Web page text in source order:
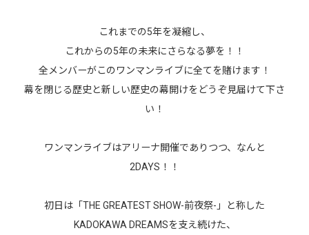
これまでの5年を凝縮し、
これからの5年の未来にさらなる夢を！！
全メンバーがこのワンマンライブに全てを賭けます！
幕を閉じる歴史と新しい歴史の幕開けをどうぞ見届けて下さ
い！
ワンマンライブはアリーナ開催でありつつ、なんと
2DAYS！！
初日は「THE GREATEST SHOW-前夜祭-」と称した
KADOKAWA DREAMSを支え続けた、